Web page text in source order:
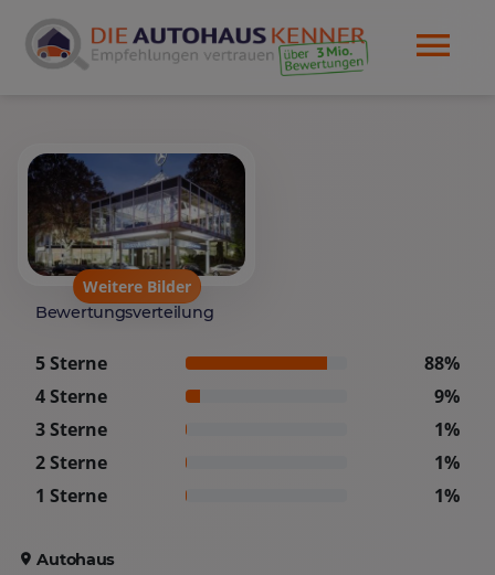
Weitere Bilder
Bewertungsverteilung
5 Sterne
88%
4 Sterne
9%
3 Sterne
1%
2 Sterne
1%
1 Sterne
1%
Autohaus